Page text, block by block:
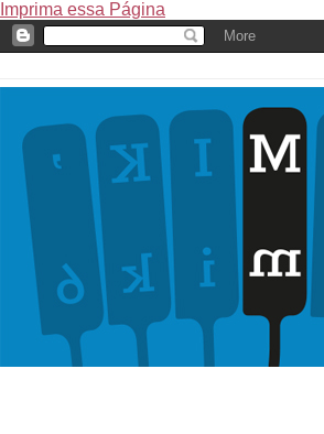
Imprima essa Página